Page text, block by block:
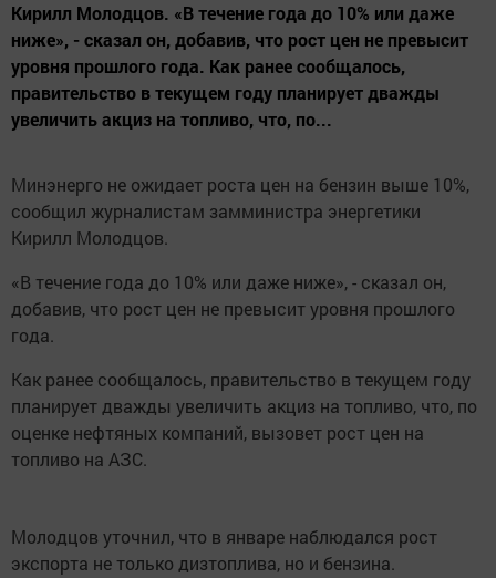
Кирилл Молодцов. «В течение года до 10% или даже
ниже», - сказал он, добавив, что рост цен не превысит
уровня прошлого года. Как ранее сообщалось,
правительство в текущем году планирует дважды
увеличить акциз на топливо, что, по...
Минэнерго не ожидает роста цен на бензин выше 10%,
сообщил журналистам замминистра энергетики
Кирилл Молодцов.
«В течение года до 10% или даже ниже», - сказал он,
добавив, что рост цен не превысит уровня прошлого
года.
Как ранее сообщалось, правительство в текущем году
планирует дважды увеличить акциз на топливо, что, по
оценке нефтяных компаний, вызовет рост цен на
топливо на АЗС.
Молодцов уточнил, что в январе наблюдался рост
экспорта не только дизтоплива, но и бензина.